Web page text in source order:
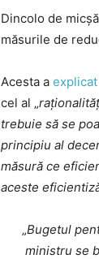
Dincolo de
măsurile de
Acesta a explicat
cel al „
trebuie să se
principiu al
măsură ce
aceste
„Bugetul
ministru se